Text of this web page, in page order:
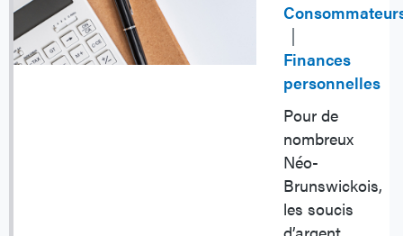
Finances
personnelles
Pour de
nombreux
Néo-
Brunswickois,
les soucis